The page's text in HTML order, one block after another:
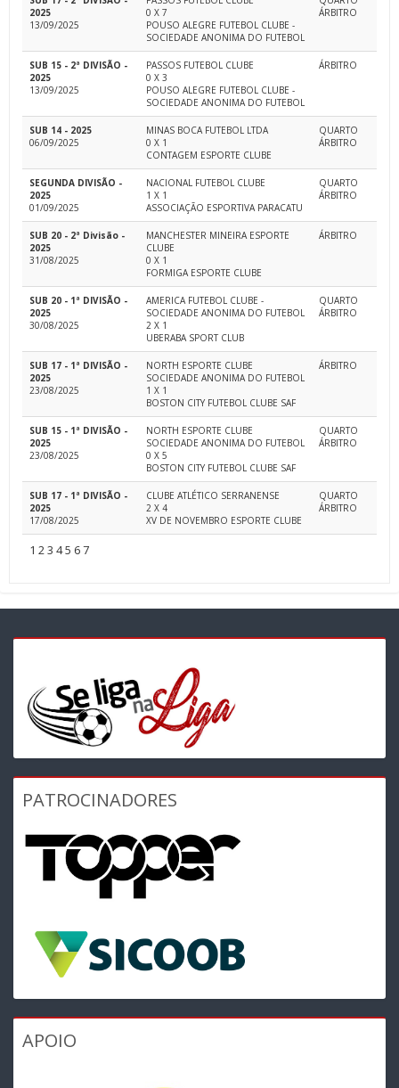
2025
13/09/2025
0 X 7
POUSO ALEGRE FUTEBOL CLUBE -
SOCIEDADE ANONIMA DO FUTEBOL
ÁRBITRO
SUB 15 - 2ª DIVISÃO -
2025
13/09/2025
PASSOS FUTEBOL CLUBE
0 X 3
POUSO ALEGRE FUTEBOL CLUBE -
SOCIEDADE ANONIMA DO FUTEBOL
ÁRBITRO
SUB 14 - 2025
06/09/2025
MINAS BOCA FUTEBOL LTDA
0 X 1
CONTAGEM ESPORTE CLUBE
QUARTO
ÁRBITRO
SEGUNDA DIVISÃO -
2025
01/09/2025
NACIONAL FUTEBOL CLUBE
1 X 1
ASSOCIAÇÃO ESPORTIVA PARACATU
QUARTO
ÁRBITRO
SUB 20 - 2ª Divisão -
2025
31/08/2025
MANCHESTER MINEIRA ESPORTE
CLUBE
0 X 1
FORMIGA ESPORTE CLUBE
ÁRBITRO
SUB 20 - 1ª DIVISÃO -
2025
30/08/2025
AMERICA FUTEBOL CLUBE -
SOCIEDADE ANONIMA DO FUTEBOL
2 X 1
UBERABA SPORT CLUB
QUARTO
ÁRBITRO
SUB 17 - 1ª DIVISÃO -
2025
23/08/2025
NORTH ESPORTE CLUBE
SOCIEDADE ANONIMA DO FUTEBOL
1 X 1
BOSTON CITY FUTEBOL CLUBE SAF
ÁRBITRO
SUB 15 - 1ª DIVISÃO -
2025
23/08/2025
NORTH ESPORTE CLUBE
SOCIEDADE ANONIMA DO FUTEBOL
0 X 5
BOSTON CITY FUTEBOL CLUBE SAF
QUARTO
ÁRBITRO
SUB 17 - 1ª DIVISÃO -
2025
17/08/2025
CLUBE ATLÉTICO SERRANENSE
2 X 4
XV DE NOVEMBRO ESPORTE CLUBE
QUARTO
ÁRBITRO
1 23 45 67
PATROCINADORES
APOIO